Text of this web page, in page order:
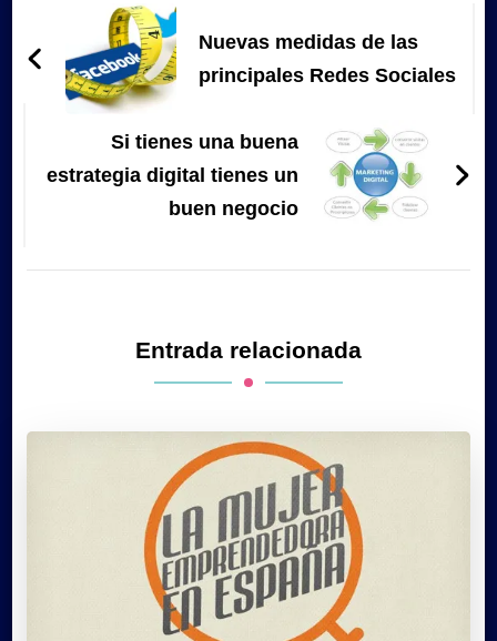
de
entradas
Nuevas medidas de las
principales Redes Sociales
Si tienes una buena
estrategia digital tienes un
buen negocio
Entrada relacionada